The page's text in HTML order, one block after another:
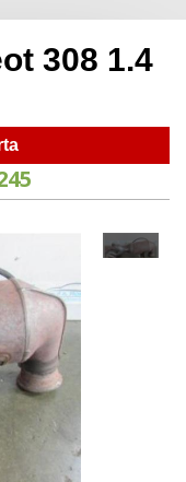
308 1.4